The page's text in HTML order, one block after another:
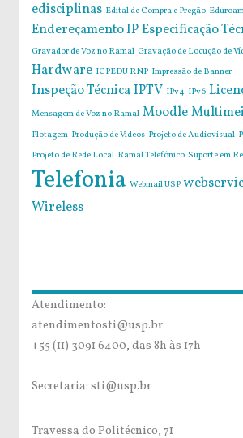
edisciplinas Edital de Compra e Pregão
Endereçamento IPEspecificação
Gravador de Voz no Ramal Gravação de Locução de
Hardware ICPEDU RNP Impressão de Banner
Inspeção TécnicaIPTV IPv4 IPv6
Mensagem de Voz no Ramal Moodle
Plotagem Produção de Vídeos Projeto de Audiovisual
Projeto de Rede Local Ramal Telefônico Suporte em
Telefonia Webmail USP
Wireless
Atendimento:
atendimentosti@usp.br
+55 (11) 3091 6400, das 8h às 17h
Secretaria: sti@usp.br
Travessa do Politécnico, 71